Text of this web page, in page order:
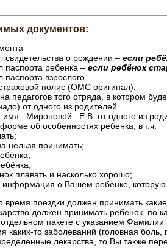
документов:
свидетельства о рождении – если
паспорта ребенка – если ребёнок
паспорта взрослого.
полис (ОМС оригинал).
педагогов того отряда, в котором
от одного из родителей.
Мироновой Е.В. от одного из
об особенностях ребенка, в т.ч:
нельзя принимать;
плавать и насколько хорошо;
информация о Вашем ребёнке, которую
поездки должен принимать
должен принимать ребенок, по
отдельном пакете с указанием
каких-то заболеваний (головная
лекарства, то Вы также